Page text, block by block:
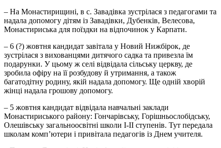
– На Монастирищині, в с. Завадівка зустрілася з педагогами та
надала допомогу дітям із Завадівки, Дубенків, Велесова,
Монастириська для поїздки на відпочинок у Карпати.
– 6 (?) жовтня кандидат завітала у Новий Нижбірок, де
зустрілася з вихованцями дитячого садка та привезла їм
подарунки. У цьому ж селі відвідала сільську церкву, де
зробила офіру на її розбудову й утримання, а також
багатодітну родину, якій надала допомогу. Ще одній хворій
жінці надала грошову допомогу.
– 5 жовтня кандидат відвідала навчальні заклади
Монастириського району: Гончарівську, Горішньослобідську,
Олешівську загальноосвітні школи І-ІІ ступенів. Тут передала
школам комп’ютери і привітала педагогів із Днем учителя.